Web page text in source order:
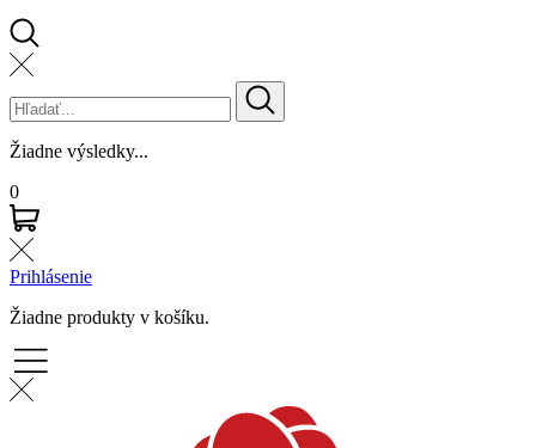
Žiadne výsledky...
0
Prihlásenie
Žiadne produkty v košíku.